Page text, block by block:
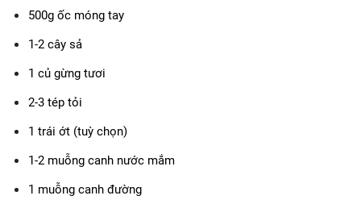
500g ốc móng tay
1-2 cây sả
1 củ gừng tươi
2-3 tép tỏi
1 trái ớt (tuỳ chọn)
1-2 muỗng canh nước mắm
1 muỗng canh đường